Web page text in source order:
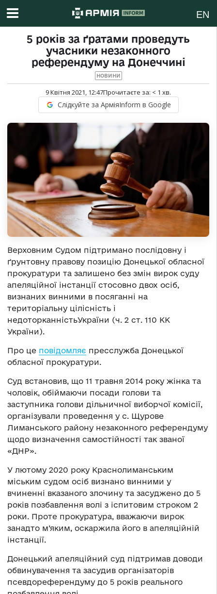
EN
5 років за ґратами проведуть
учасники незаконного
референдуму на Донеччині
НОВИНИ
9 Квітня 2021, 12:47Прочитаєте за: < 1 хв.
Слідкуйте за АрміяInform в Google
Верховним Судом підтримано послідовну і
ґрунтовну правову позицію Донецької обласної
прокуратури та залишено без змін вирок суду
апеляційної інстанції стосовно двох осіб,
визнаних винними в посяганні на
територіальну цілісність і
недоторканністьУкраїни (ч. 2 ст. 110 КК
України).
Про це повідомляє пресслужба Донецької
обласної прокуратури.
Суд встановив, що 11 травня 2014 року жінка та
чоловік, обіймаючи посади голови та
заступника голови дільничної виборчої комісії,
організували проведення у с. Щурове
Лиманського району незаконного референдуму
щодо визначення самостійності так званої
«ДНР».
У лютому 2020 року Краснолиманським
міським судом осіб визнано винними у
вчиненні вказаного злочину та засуджено до 5
років позбавлення волі з іспитовим строком 2
роки. Проте прокуратура, вважаючи вирок
занадто м’яким, оскаржила його в апеляційній
інстанції.
Донецький апеляційний суд підтримав доводи
обвинувачення та засудив організаторів
псевдореферендуму до 5 років реального